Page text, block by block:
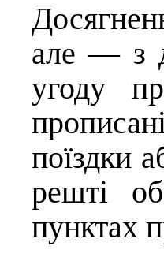
але — з
угоду
поїздки
решті
пунктах